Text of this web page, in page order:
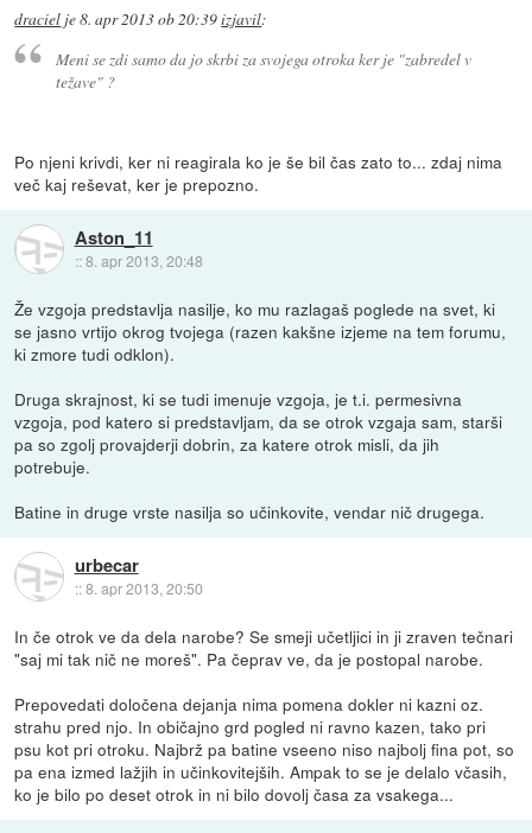
draciel je8. apr 2013 ob 20:39izjavil:
Meni se zdi samo da jo skrbi za svojega otroka ker je "zabredel v
težave" ?
Po njeni krivdi, ker ni reagirala ko je še bil čas zato to... zdaj nima
več kaj reševat, ker je prepozno.
Aston_11
::8. apr 2013, 20:48
Že vzgoja predstavlja nasilje, ko mu razlagaš poglede na svet, ki
se jasno vrtijo okrog tvojega (razen kakšne izjeme na tem forumu,
ki zmore tudi odklon).
Druga skrajnost, ki se tudi imenuje vzgoja, je t.i. permesivna
vzgoja, pod katero si predstavljam, da se otrok vzgaja sam, starši
pa so zgolj provajderji dobrin, za katere otrok misli, da jih
potrebuje.
Batine in druge vrste nasilja so učinkovite, vendar nič drugega.
urbecar
::8. apr 2013, 20:50
In če otrok ve da dela narobe? Se smeji učetljici in ji zraven tečnari
"saj mi tak nič ne moreš". Pa čeprav ve, da je postopal narobe.
Prepovedati določena dejanja nima pomena dokler ni kazni oz.
strahu pred njo. In običajno grd pogled ni ravno kazen, tako pri
psu kot pri otroku. Najbrž pa batine vseeno niso najbolj fina pot, so
pa ena izmed lažjih in učinkovitejših. Ampak to se je delalo včasih,
ko je bilo po deset otrok in ni bilo dovolj časa za vsakega...